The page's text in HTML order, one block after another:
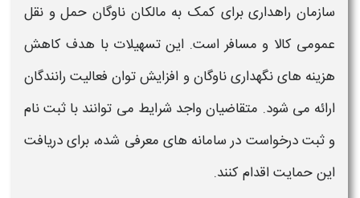
سازمان راهداری برای کمک به مالکان ناوگان حمل و نقل
عمومی کالا و مسافر است. این تسهیلات با هدف کاهش
هزینه های نگهداری ناوگان و افزایش توان فعالیت رانندگان
ارائه می شود. متقاضیان واجد شرایط می توانند با ثبت نام
و ثبت درخواست در سامانه های معرفی شده، برای دریافت
این حمایت اقدام کنند.